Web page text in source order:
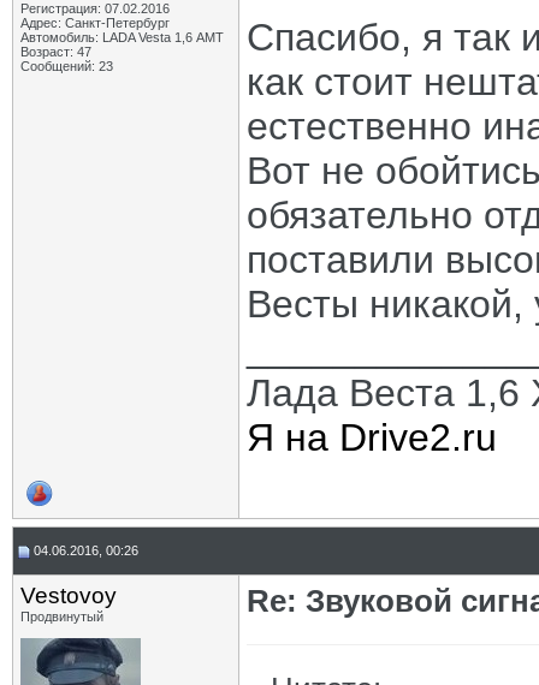
Регистрация: 07.02.2016
Адрес: Санкт-Петербург
Автомобиль: LADA Vesta 1,6 АМТ
Возраст: 47
Сообщений: 23
Спасибо, я так
как стоит
естественно
Вот не
обязательно
поставили
Весты никакой,
Лада Веста 1,6
Я на Drive2.ru
04.06.2016, 00:26
Vestovoy
Продвинутый Re: Звуковой